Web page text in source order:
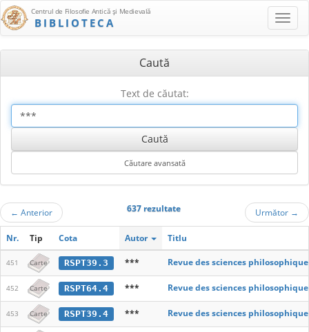
Centrul de Filosofie Antică şi Medievală
BIBLIOTECA
Caută
Text de căutat:
← Anterior 637 rezultate Următor →
Nr. Tip Cota Autor Titlu
451 Carte RSPT39.3 *** Revue des sciences
452 Carte RSPT64.4 *** Revue des sciences
453 Carte RSPT39.4 *** Revue des sciences